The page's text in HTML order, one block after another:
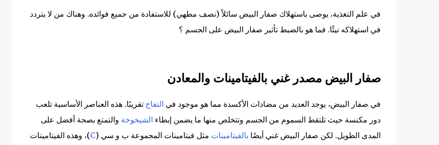
في علم التغذية، يوصى باستهلاك صفار البيض سائلاً (نصف مطهي) للاستفادة من جميع فوائده. وهناك من لا يتردد
في استهلاكه نيئًا. فما هو بالضبط تأثير صفار البيض على الجسم ؟
صفار البيض مصدر غني بالفيتامينات والمعادن
في صفار البيض، يوجد العديد من مضادات الأكسدة مما هو موجود في التفاح تقريبًا. هذه العناصر الأساسية تلعب
دور مكنسة حيث تلتقط السموم من الجسم وتتخلص منها ما يضمن إبطاء الشيخوخة والتمتع بصحة أفضل على
المدى الطويل. لكن صفار البيض غني أيضًا بالفيتامينات مثل فيتامينات المجموعة ب و سي (C)، وهذه الفيتامينات